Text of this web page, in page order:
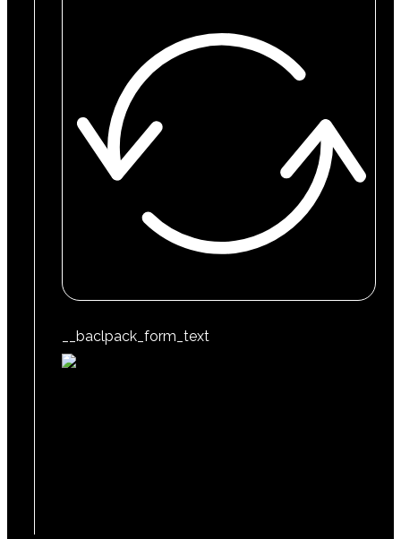
__baclpack_form_text